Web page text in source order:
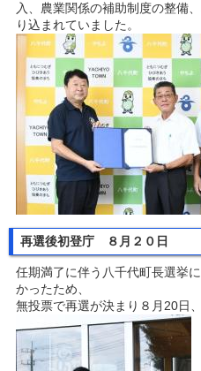
入、農業関係の補助制度の整備
り込まれていました。
再選後初登庁 ８月２０日
任期満了に伴う八千代町長選挙
かったため、
無投票で再選が決まり８月20日